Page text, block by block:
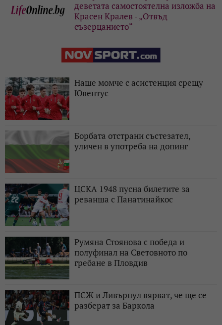
деветата самостоятелна изложба на
Красен Кралев - „Отвъд
съзерцанието“
Наше момче с асистенция срещу
Ювентус
Борбата отстрани състезател,
уличен в употреба на допинг
ЦСКА 1948 пусна билетите за
реванша с Панатинайкос
Румяна Стоянова с победа и
полуфинал на Световното по
гребане в Пловдив
ПСЖ и Ливърпул вярват, че ще се
разберат за Баркола